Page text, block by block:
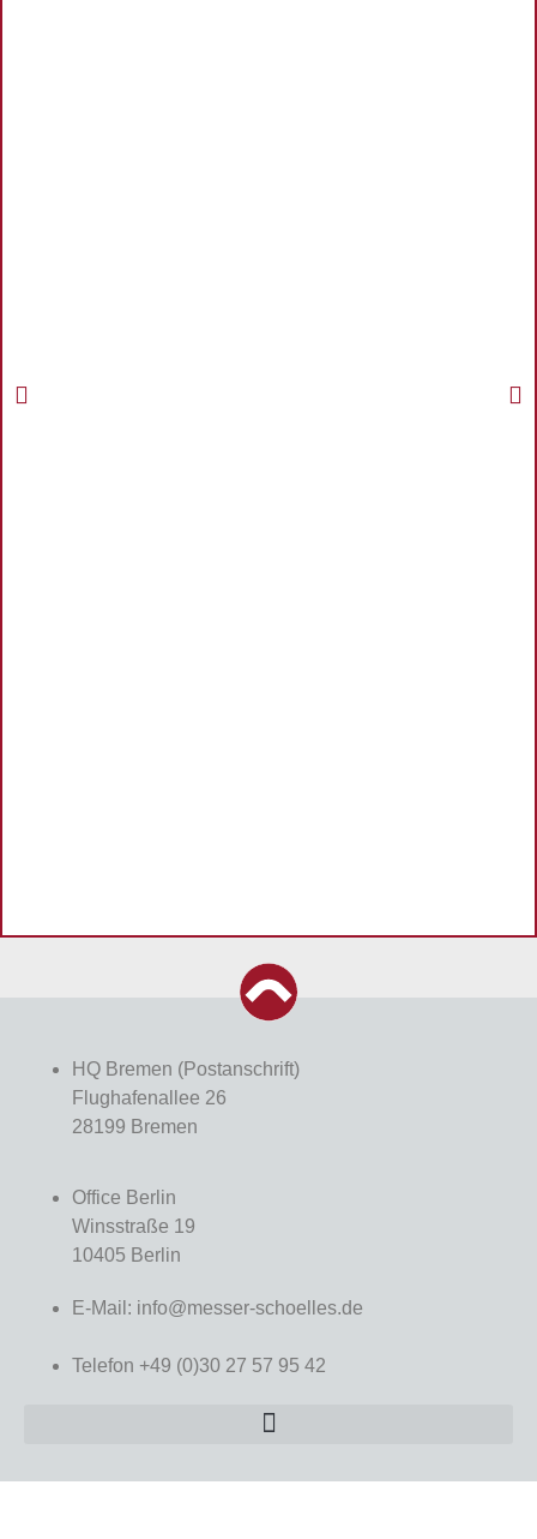
BR-Business Reports
Segments „Banken und Finanzdienstleister“
Klienten nicht nur bei der Begutachtung und
Auswahl von Bankensoftware, Migration von
HQ Bremen (Postanschrift)
Flughafenallee 26
28199 Bremen
Office Berlin
Winsstraße 19
10405 Berlin
E-Mail: info@messer-schoelles.de
Telefon +49 (0)30 27 57 95 42